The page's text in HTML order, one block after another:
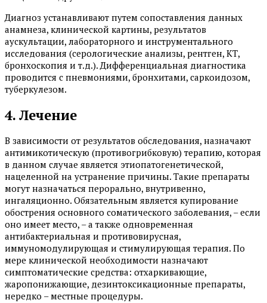
Диагноз устанавливают путем сопоставления данных
анамнеза, клинической картины, результатов
аускультации, лабораторного и инструментального
исследования (серологические анализы, рентген, КТ,
бронхоскопия и т.д.). Дифференциальная диагностика
проводится с пневмониями, бронхитами, саркоидозом,
туберкулезом.
4. Лечение
В зависимости от результатов обследования, назначают
антимикотическую (противогрибковую) терапию, которая
в данном случае является этиопатогенетической,
нацеленной на устранение причины. Такие препараты
могут назначаться перорально, внутривенно,
ингаляционно. Обязательным является купирование
обострения основного соматического заболевания, – если
оно имеет место, – а также одновременная
антибактериальная и противовирусная,
иммуномодулирующая и стимулирующая терапия. По
мере клинической необходимости назначают
симптоматические средства: отхаркивающие,
жаропонижающие, дезинтоксикационные препараты,
нередко – местные процедуры.